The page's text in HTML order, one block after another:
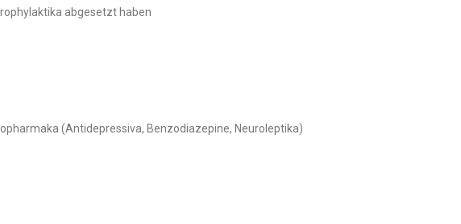
abgesetzt haben
(Antidepressiva, Benzodiazepine, Neuroleptika)